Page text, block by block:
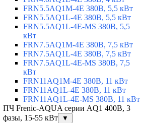
FRN5.5AQ1M-4E 380В, 5,5 кВт
FRN5.5AQ1L-4E 380В, 5,5 кВт
FRN5.5AQ1L-4E-MS 380В, 5,5
кВт
FRN7.5AQ1M-4E 380В, 7,5 кВт
FRN7.5AQ1L-4E 380В, 7,5 кВт
FRN7.5AQ1L-4E-MS 380В, 7,5
кВт
FRN11AQ1M-4E 380В, 11 кВт
FRN11AQ1L-4E 380В, 11 кВт
FRN11AQ1L-4E-MS 380В, 11 кВт
ПЧ Frenic-AQUA серии AQ1 400В, 3
фазы, 15-55 кВт
▼